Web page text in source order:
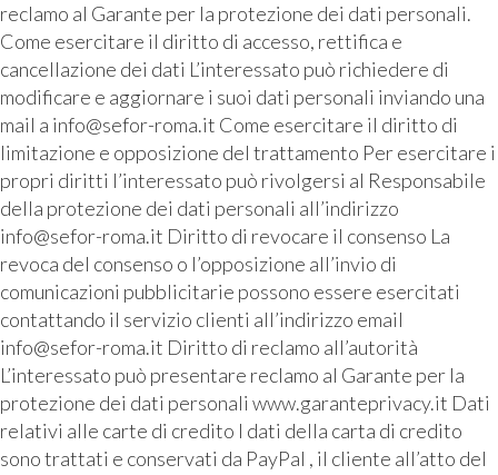
reclamo al Garante per la protezione dei dati personali.
Come esercitare il diritto di accesso, rettifica e
cancellazione dei dati L’interessato può richiedere di
modificare e aggiornare i suoi dati personali inviando una
mail a info@sefor-roma.it Come esercitare il diritto di
limitazione e opposizione del trattamento Per esercitare i
propri diritti l’interessato può rivolgersi al Responsabile
della protezione dei dati personali all’indirizzo
info@sefor-roma.it Diritto di revocare il consenso La
revoca del consenso o l’opposizione all’invio di
comunicazioni pubblicitarie possono essere esercitati
contattando il servizio clienti all’indirizzo email
info@sefor-roma.it Diritto di reclamo all’autorità
L’interessato può presentare reclamo al Garante per la
protezione dei dati personali www.garanteprivacy.it Dati
relativi alle carte di credito I dati della carta di credito
sono trattati e conservati da PayPal , il cliente all’atto del